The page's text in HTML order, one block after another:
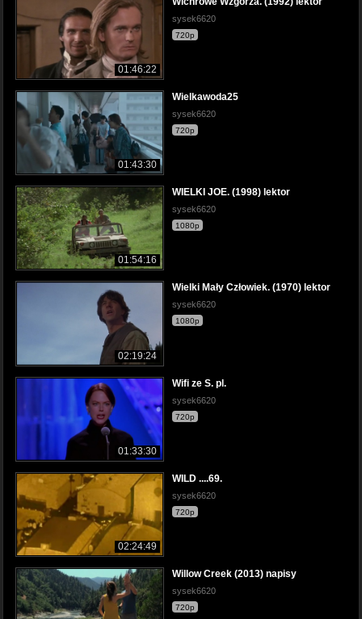
01:46:22
sysek6620
720p
01:43:30
Wielkawoda25
sysek6620
720p
01:54:16
WIELKI JOE. (1998) lektor
sysek6620
1080p
02:19:24
Wielki Mały Człowiek. (1970) lektor
sysek6620
1080p
01:33:30
Wifi ze S. pl.
sysek6620
720p
02:24:49
WILD ....69.
sysek6620
720p
Willow Creek (2013) napisy
sysek6620
720p